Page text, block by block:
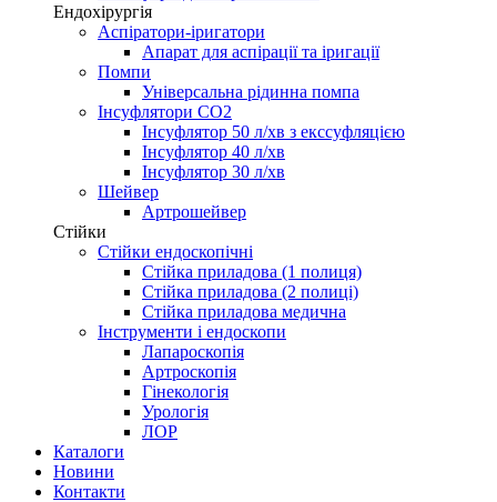
Ендохірургія
Аспіратори-іригатори
Апарат для аспірації та іригації
Помпи
Універсальна рідинна помпа
Інсуфлятори СО2
Інсуфлятор 50 л/хв з екссуфляцією
Інсуфлятор 40 л/хв
Інсуфлятор 30 л/хв
Шейвер
Артрошейвер
Стійки
Стійки ендоскопічні
Стійка приладова (1 полиця)
Стійка приладова (2 полиці)
Стійка приладова медична
Інструменти і ендоскопи
Лапароскопія
Артроскопія
Гінекологія
Урологія
ЛОР
Каталоги
Новини
Контакти